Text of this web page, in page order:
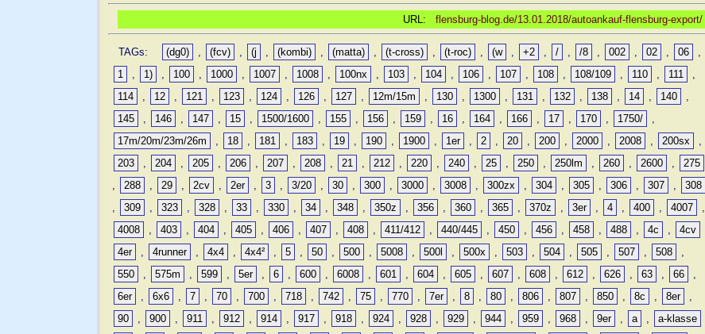
URL: flensburg-blog.de/13.01.2018/autoankauf-flensburg-export/
TAGs: (dg0) , (fcv) , (j , (kombi) , (matta) , (t-cross) , (t-roc) , (w , +2 , / , /8 , 002 , 02 , 06
,
1
, 1) , 100 , 1000 , 1007 , 1008 , 100nx , 103 , 104 , 106 , 107 , 108 , 108/109 , 110 , 111
,
114
, 12 , 121 , 123 , 124 , 126 , 127 , 12m/15m , 130 , 1300 , 131 , 132 , 138 , 14 , 140
,
145
, 146 , 147 , 15 , 1500/1600 , 155 , 156 , 159 , 16 , 164 , 166 , 17 , 170 , 1750/
,
17m/20m/23m/26m
, 18 , 181 , 183 , 19 , 190 , 1900 , 1er , 2 , 20 , 200 , 2000 , 2008 , 200sx
,
203
, 204 , 205 , 206 , 207 , 208 , 21 , 212 , 220 , 240 , 25 , 250 , 250lm , 260 , 2600 ,
275
,
288 , 29 , 2cv , 2er , 3 , 3/20 , 30 , 300 , 3000 , 3008 , 300zx , 304 , 305 , 306 , 307 ,
308
,
309 , 323 , 328 , 33 , 330 , 34 , 348 , 350z , 356 , 360 , 365 , 370z , 3er , 4 , 400 , 4007
,
4008
, 403 , 404 , 405 , 406 , 407 , 408 , 411/412 , 440/445 , 450 , 456 , 458 , 488 , 4c , 4cv
4er
, 4runner , 4x4 , 4x4² , 5 , 50 , 500 , 5008 , 500l , 500x , 503 , 504 , 505 , 507 , 508
,
550
, 575m , 599 , 5er , 6 , 600 , 6008 , 601 , 604 , 605 , 607 , 608 , 612 , 626 , 63 , 66
,
6er
, 6x6 , 7 , 70 , 700 , 718 , 742 , 75 , 770 , 7er , 8 , 80 , 806 , 807 , 850 , 8c , 8er
,
90
, 900 , 911 , 912 , 914 , 917 , 918 , 924 , 928 , 929 , 944 , 959 , 968 , 9er , a , a-klasse